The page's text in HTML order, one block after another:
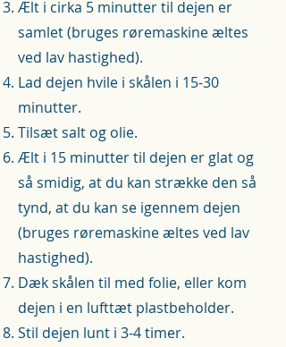
Ælt i cirka 5 minutter til dejen er
samlet (bruges røremaskine æltes
ved lav hastighed).
Lad dejen hvile i skålen i 15-30
minutter.
Tilsæt salt og olie.
Ælt i 15 minutter til dejen er glat og
så smidig, at du kan strække den så
tynd, at du kan se igennem dejen
(bruges røremaskine æltes ved lav
hastighed).
Dæk skålen til med folie, eller kom
dejen i en lufttæt plastbeholder.
Stil dejen lunt i 3-4 timer.